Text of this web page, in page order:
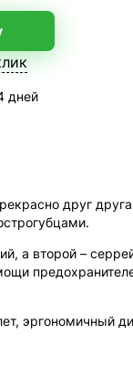
дней
друг
а второй –
эргономичный